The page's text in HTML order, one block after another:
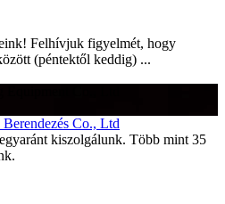
Felhívjuk figyelmét, hogy
(péntektől keddig) ...
kiszolgálunk. Több mint 35